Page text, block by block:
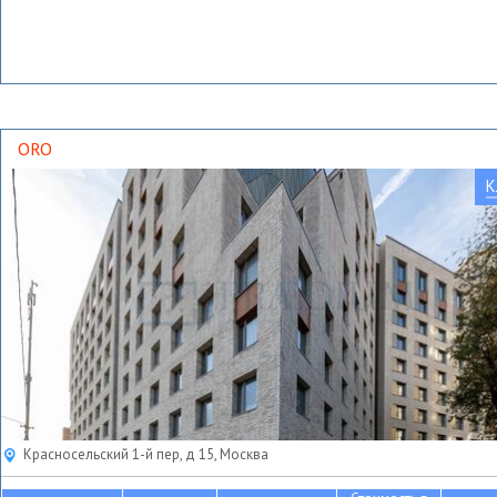
ORO
Красносельский 1-й пер, д 15, Москва